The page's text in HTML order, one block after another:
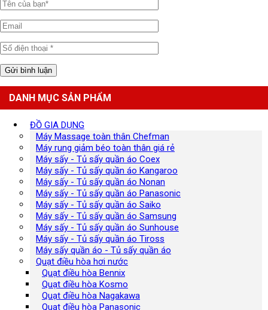
DANH MỤC SẢN PHẨM
ĐỒ GIA DỤNG
Máy Massage toàn thân Chefman
Máy rung giảm béo toàn thân giá rẻ
Máy sấy - Tủ sấy quần áo Coex
Máy sấy - Tủ sấy quần áo Kangaroo
Máy sấy - Tủ sấy quần áo Nonan
Máy sấy - Tủ sấy quần áo Panasonic
Máy sấy - Tủ sấy quần áo Saiko
Máy sấy - Tủ sấy quần áo Samsung
Máy sấy - Tủ sấy quần áo Sunhouse
Máy sấy - Tủ sấy quần áo Tiross
Máy sấy quần áo - Tủ sấy quần áo
Quạt điều hòa hơi nước
Quạt điều hòa Bennix
Quạt điều hòa Kosmo
Quạt điều hòa Nagakawa
Quạt điều hòa Panasonic